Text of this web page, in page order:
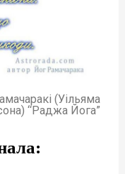
(Уільяма
“Раджа Йога”